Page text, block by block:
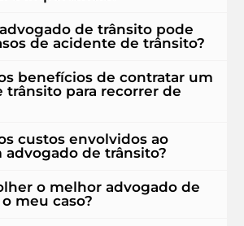
de trânsito pode
de acidente de trânsito?
benefícios de contratar um
trânsito para recorrer de
custos envolvidos ao
de trânsito?
o melhor advogado de
meu caso?